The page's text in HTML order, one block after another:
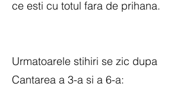
ce esti cu totul fara de prihana.
Urmatoarele stihiri se zic dupa
Cantarea a 3-a si a 6-a: